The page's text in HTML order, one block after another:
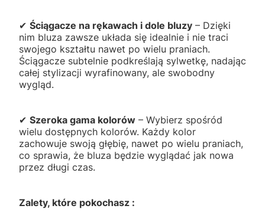
✔ Ściągacze na rękawach i dole bluzy – Dzięki
nim bluza zawsze układa się idealnie i nie traci
swojego kształtu nawet po wielu praniach.
Ściągacze subtelnie podkreślają sylwetkę, nadając
całej stylizacji wyrafinowany, ale swobodny
wygląd.
✔ Szeroka gama kolorów – Wybierz spośród
wielu dostępnych kolorów. Każdy kolor
zachowuje swoją głębię, nawet po wielu praniach,
co sprawia, że bluza będzie wyglądać jak nowa
przez długi czas.
Zalety, które pokochasz :